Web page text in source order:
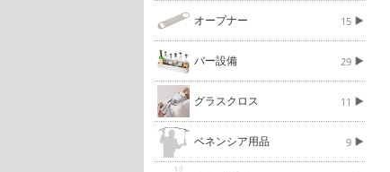
オープナー 15
バー設備 29
グラスクロス 11
ベネンシア用品 9